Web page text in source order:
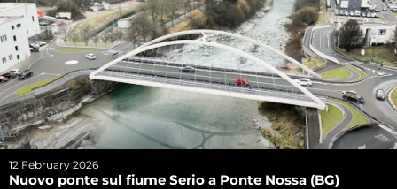
12 February 2026
Nuovo ponte sul fiume Serio a Ponte Nossa (BG)